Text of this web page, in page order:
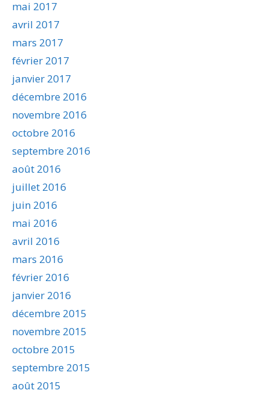
mai 2017
avril 2017
mars 2017
février 2017
janvier 2017
décembre 2016
novembre 2016
octobre 2016
septembre 2016
août 2016
juillet 2016
juin 2016
mai 2016
avril 2016
mars 2016
février 2016
janvier 2016
décembre 2015
novembre 2015
octobre 2015
septembre 2015
août 2015